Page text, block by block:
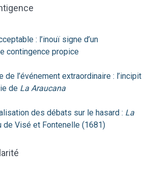
: l’inouï signe d’un
contingence propice
de l’événement extraordinaire : l’incipit
de La Araucana
des débats sur le hasard : La
de Visé et Fontenelle (1681)